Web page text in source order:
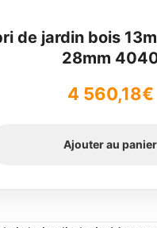
de jardin bois
28mm
4 560,18€
Ajouter au panier